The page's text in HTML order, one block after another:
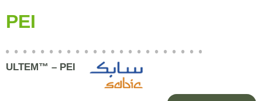
PEI
ULTEM™ – PEI